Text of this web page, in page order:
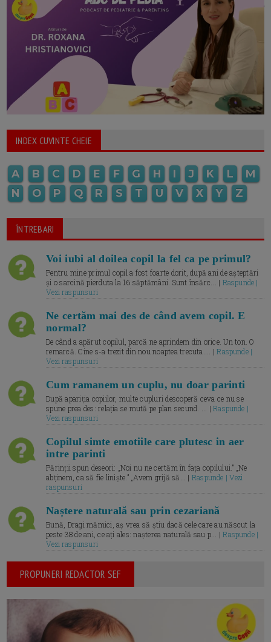
INDEX CUVINTE CHEIE
A B C D E F G H I J K L
M
N
O P Q R S T U V X Y Z
ÎNTREBARI
Voi iubi al doilea copil la fel ca pe primul?
Pentru mine primul copil a fost foarte dorit, după ani de așteptări
și o sarcină pierduta la 16 săptămâni. Sunt însărc... | Raspunde |
Vezi raspunsuri
Ne certăm mai des de când avem copil. E
normal?
De când a apărut copilul, parcă ne aprindem din orice. Un ton. O
remarcă. Cine s-a trezit din nou noaptea trecuta.... |Raspunde |
Vezi raspunsuri
Cum ramanem un cuplu, nu doar parinti
După apariția copiilor, multe cupluri descoperă ceva ce nu se
spune prea des: relația se mută pe plan secund. ... |Raspunde |
Vezi raspunsuri
Copilul simte emotiile care plutesc in aer
intre parinti
Părinții spun deseori: „Noi nu ne certăm în fața copilului.” „Ne
abținem, ca să fie liniște.” „Avem grijă să... | Raspunde | Vezi
raspunsuri
Naștere naturală sau prin cezariană
Bună, Dragi mămici, aș vrea să știu dacă cele care au născut la
peste 38 de ani, ce ați ales: nașterea naturală sau p... |Raspunde |
Vezi raspunsuri
PROPUNERI REDACTOR SEF